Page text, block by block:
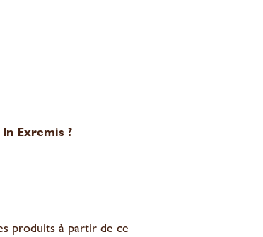
Exremis ?
produits à partir de ce